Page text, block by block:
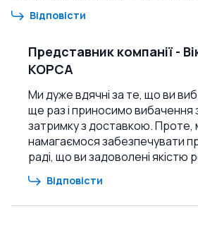
Відповісти
Представник компанії -
КОРСА
Ми дуже вдячні за те, що ви
ще раз і приносимо вибачення
затримку з доставкою. Проте,
намагаємося забезпечувати
раді, що ви задоволені якістю
Відповісти